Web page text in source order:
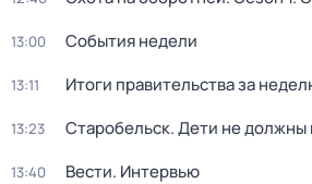
13:00 События недели
13:11 Итоги правительства за
13:23 Старобельск. Дети не должны
13:40 Вести. Интервью